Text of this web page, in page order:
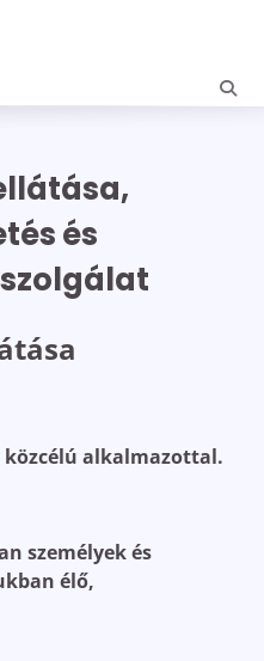
és
közcélú alkalmazottal.
személyek és
élő,